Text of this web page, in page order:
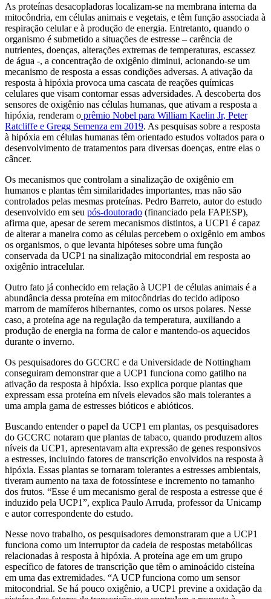
As proteínas desacopladoras localizam-se na membrana interna da
mitocôndria, em células animais e vegetais, e têm função associada à
respiração celular e à produção de energia. Entretanto, quando o
organismo é submetido a situações de estresse – carência de
nutrientes, doenças, alterações extremas de temperaturas, escassez
de água -, a concentração de oxigênio diminui, acionando-se um
mecanismo de resposta a essas condições adversas. A ativação da
resposta à hipóxia provoca uma cascata de reações químicas
celulares que visam contornar essas adversidades. A descoberta dos
sensores de oxigênio nas células humanas, que ativam a resposta a
hipóxia, renderam o prêmio Nobel para William Kaelin Jr, Peter
Ratcliffe e Gregg Semenza em 2019. As pesquisas sobre a resposta
à hipóxia em células humanas têm orientado estudos voltados para o
desenvolvimento de tratamentos para diversas doenças, entre elas o
câncer.
Os mecanismos que controlam a sinalização de oxigênio em
humanos e plantas têm similaridades importantes, mas não são
controlados pelas mesmas proteínas. Pedro Barreto, autor do estudo
desenvolvido em seu pós-doutorado (financiado pela FAPESP),
afirma que, apesar de serem mecanismos distintos, a UCP1 é capaz
de alterar a maneira como as células percebem o oxigênio em ambos
os organismos, o que levanta hipóteses sobre uma função
conservada da UCP1 na sinalização mitocondrial em resposta ao
oxigênio intracelular.
Outro fato já conhecido em relação à UCP1 de células animais é a
abundância dessa proteína em mitocôndrias do tecido adiposo
marrom de mamíferos hibernantes, como os ursos polares. Nesse
caso, a proteína age na regulação da temperatura, auxiliando a
produção de energia na forma de calor e mantendo-os aquecidos
durante o inverno.
Os pesquisadores do GCCRC e da Universidade de Nottingham
conseguiram demonstrar que a UCP1 funciona como gatilho na
ativação da resposta à hipóxia. Isso explica porque plantas que
expressam essa proteína em níveis elevados são mais tolerantes a
uma ampla gama de estresses bióticos e abióticos.
Buscando entender o papel da UCP1 em plantas, os pesquisadores
do GCCRC notaram que plantas de tabaco, quando produzem altos
níveis da UCP1, apresentavam alta expressão de genes responsivos
a estresses, incluindo fatores de transcrição envolvidos na resposta à
hipóxia. Essas plantas se tornaram tolerantes a estresses ambientais,
tiveram aumento na taxa de fotossíntese e incremento no tamanho
dos frutos. “Esse é um mecanismo geral de resposta a estresse que é
induzido pela UCP1”, explica Paulo Arruda, professor da Unicamp
e autor correspondente do estudo.
Nesse novo trabalho, os pesquisadores demonstraram que a UCP1
funciona como um interruptor da cadeia de respostas metabólicas
relacionadas à resposta à hipóxia. A proteína age em um grupo
específico de fatores de transcrição que têm o aminoácido cisteína
em uma das extremidades. “A UCP funciona como um sensor
mitocondrial. Se há pouco oxigênio, a UCP1 previne a oxidação da